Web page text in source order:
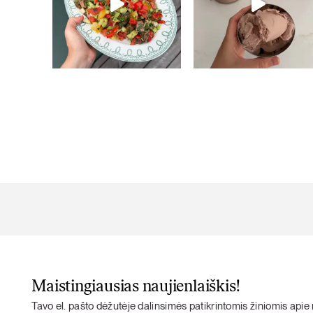
Maistingiausias naujienlaiškis!
Tavo el. pašto dėžutėje dalinsimės patikrintomis žiniomis